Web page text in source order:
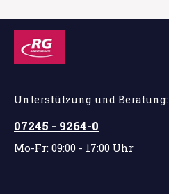
Unterstützung und Beratung:
07245 - 9264-0
Mo-Fr: 09:00 - 17:00 Uhr